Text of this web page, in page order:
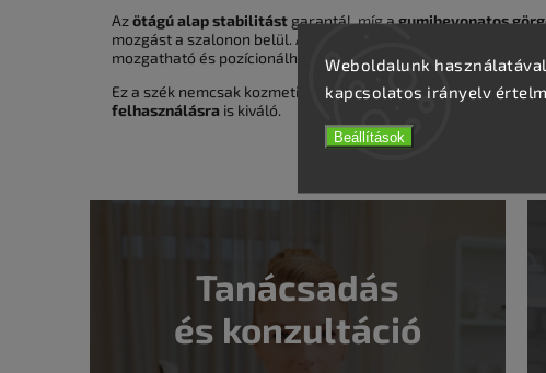
Weboldalunk
kapcsolatos irányelv
Beállítások
Azötágú alap stabilitást garantál, míg agumibevonatos
mozgást a szalonon belül. A
mozgatható és pozícionálható.
Ez a szék nemcsak kozmetikai kezelésekhez, hanem
felhasználásra is kiváló.
Tanácsadás
és konzultáció